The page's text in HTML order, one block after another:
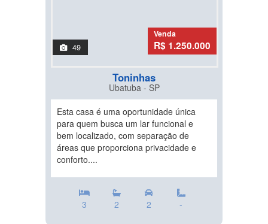
49
Venda
R$ 1.250.000
Toninhas
Ubatuba - SP
Esta casa é uma oportunidade única
para quem busca um lar funcional e
bem localizado, com separação de
áreas que proporciona privacidade e
conforto....
3 2 2 -